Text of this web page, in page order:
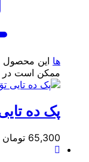
ها این محصول
ممکن است در
پک ده
65,300 تومان